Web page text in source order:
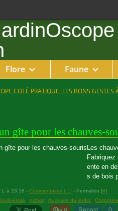
Flore Faune
COTÉ PRATIQUE, LES BONS GESTES
gîte pour les chauves-
Les
ente en
s de bois
L à 23:18 - Commentaires [ ] - Permalien [#]
nichoir, Auxiliaire du jardin